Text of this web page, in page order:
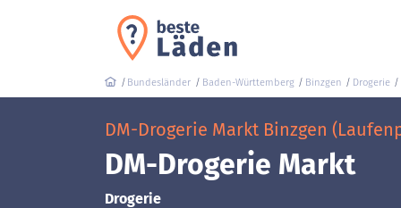
Bundesländer Baden-Württemberg Binzgen Drogerie
DM-Drogerie Markt Binzgen
DM-Drogerie Markt
Drogerie